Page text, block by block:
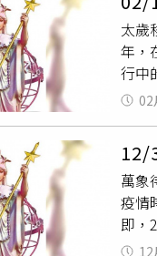
所至
合，
開，
現極
藏，
價是
好，
悔，
效地
源。
暢藏
能量
醒，
少。
秤在
佳，
令危
聽，
親力
迷。
遲，
財」
國曼
銷，
問題
強烈
太歲
年，
行中
有法
交
後
黑轉
先士
度。
守備
爆竹
02
12/
萬象
疫情
即，
日與
12